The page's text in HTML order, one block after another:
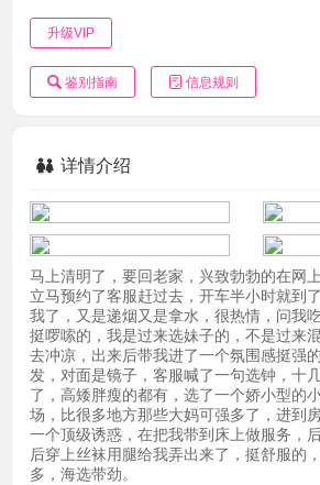
升级VIP
鉴别指南 信息规则
详情介绍
马上清明了，要回老家，兴致勃勃的在网
立马预约了客服赶过去，开车半小时就到
我了，又是递烟又是拿水，很热情，问我
挺啰嗦的，我是过来选妹子的，不是过来
去冲凉，出来后带我进了一个氛围感挺强
发，对面是镜子，客服喊了一句选钟，十
了，高矮胖瘦的都有，选了一个娇小型的
场，比很多地方那些大妈可强多了，进到
一个顶级诱惑，在把我带到床上做服务，
后穿上丝袜用腿给我弄出来了，挺舒服的
多，海选带劲。